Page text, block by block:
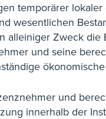
temporärer
wesentlichen
alleiniger Zweck
und seine
und
innerhalb der